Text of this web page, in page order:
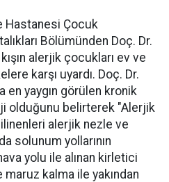
Hastanesi Çocuk
Bölümünden Doç. Dr.
alerjik çocukları ev ve
karşı uyardı. Doç. Dr.
en yaygın görülen kronik
olduğunu belirterek "Alerjik
alerjik nezle ve
solunum yollarının
yolu ile alınan kirletici
kalma ile yakından